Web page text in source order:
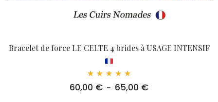
Bracelet de force LE CELTE 4 brides à USAGE INTENSIF
5.00
60,00 € – 65,00 €Plage